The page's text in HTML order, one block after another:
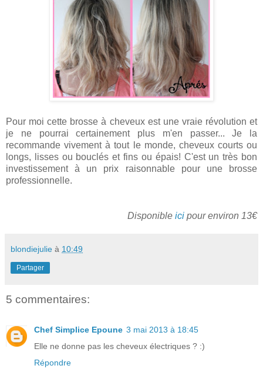
Pour moi cette brosse à cheveux est une vraie révolution et
je ne pourrai certainement plus m'en passer... Je la
recommande vivement à tout le monde, cheveux courts ou
longs, lisses ou bouclés et fins ou épais! C'est un très bon
investissement à un prix raisonnable pour une brosse
professionnelle.
Disponible ici pour environ 13€
blondiejulie à 10:49
Partager
5 commentaires:
Chef Simplice Epoune 3 mai 2013 à 18:45
Elle ne donne pas les cheveux électriques ? :)
Répondre